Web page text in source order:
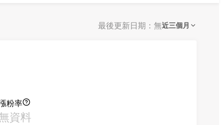
最後更新日期：無近三個月
粉率
資料